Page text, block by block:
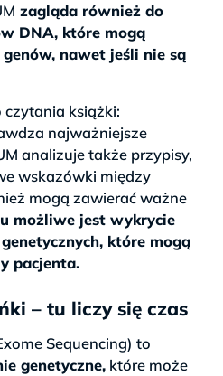
zagląda również do
DNA, które mogą
nawet jeśli nie są
książki:
najważniejsze
analizuje także przypisy,
wskazówki między
mogą zawierać ważne
możliwe jest wykrycie
które mogą
pacjenta.
– tu liczy się czas
Sequencing) to
genetyczne, które może